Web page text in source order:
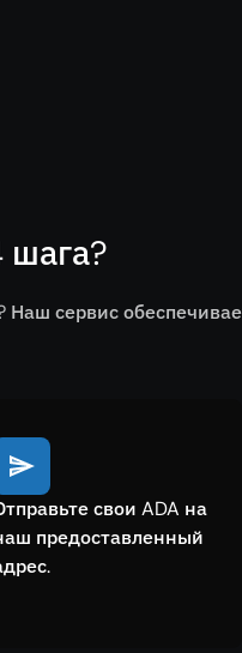
шага?
Наш сервис
свои ADA на
предоставленный